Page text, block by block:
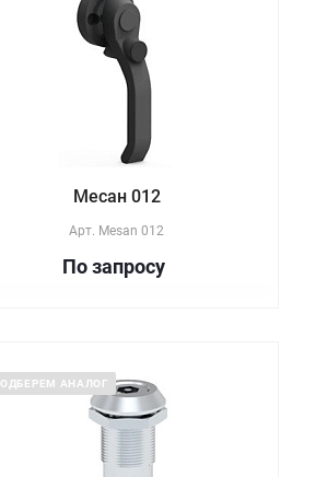
Месан 012
Арт. Mesan 012
По запросу
АНАЛОГ